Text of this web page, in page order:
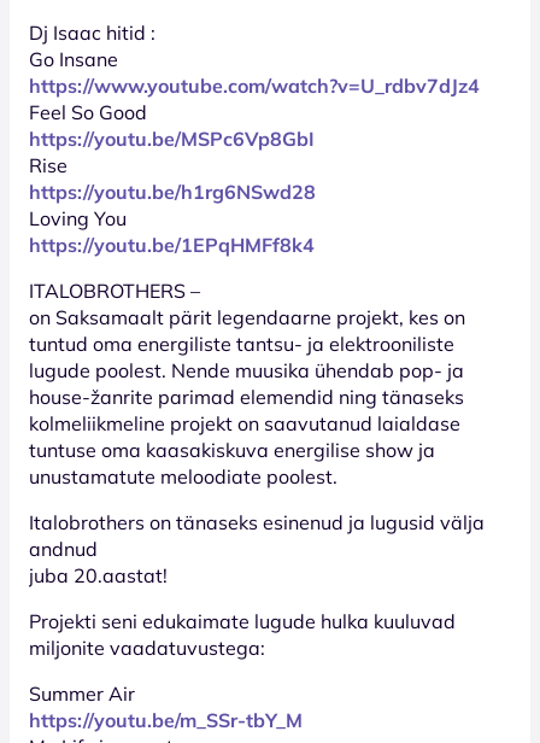
Dj Isaac hitid :
Go Insane
https://www.youtube.com/watch?v=U_rdbv7dJz4
Feel So Good
https://youtu.be/MSPc6Vp8GbI
Rise
https://youtu.be/h1rg6NSwd28
Loving You
https://youtu.be/1EPqHMFf8k4
ITALOBROTHERS –
on Saksamaalt pärit legendaarne projekt, kes on
tuntud oma energiliste tantsu- ja elektrooniliste
lugude poolest. Nende muusika ühendab pop- ja
house-žanrite parimad elemendid ning tänaseks
kolmeliikmeline projekt on saavutanud laialdase
tuntuse oma kaasakiskuva energilise show ja
unustamatute meloodiate poolest.
Italobrothers on tänaseks esinenud ja lugusid välja
andnud
juba 20.aastat!
Projekti seni edukaimate lugude hulka kuuluvad
miljonite vaadatuvustega:
Summer Air
https://youtu.be/m_SSr-tbY_M